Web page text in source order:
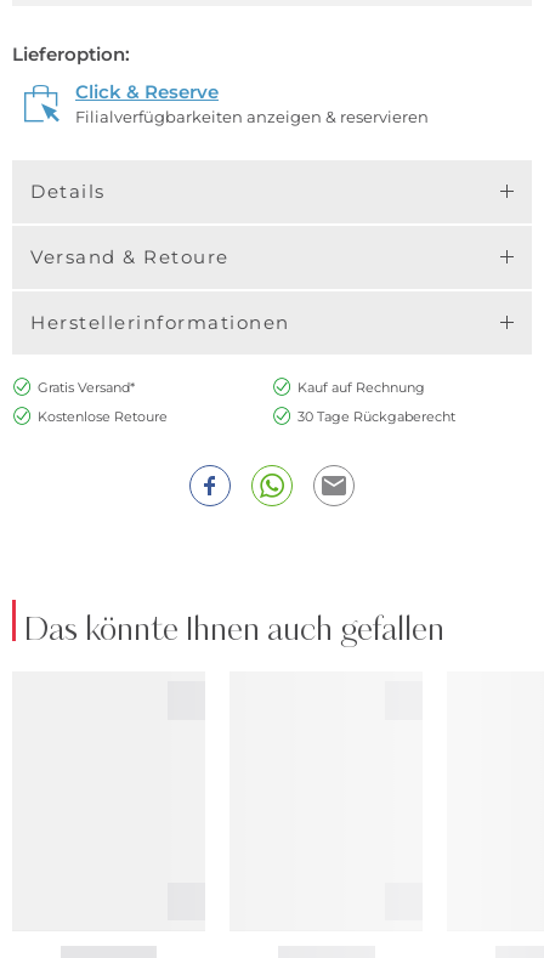
Lieferoption:
Click & Reserve
Filialverfügbarkeiten anzeigen & reservieren
Details
Versand & Retoure
Herstellerinformationen
Gratis Versand*
Kauf auf Rechnung
Kostenlose Retoure
30 Tage Rückgaberecht
Das könnte Ihnen auch gefallen